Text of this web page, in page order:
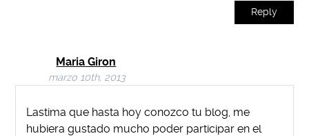
Reply
Maria Giron
marzo 10th, 2013
Lastima que hasta hoy conozco tu blog, me
hubiera gustado mucho poder participar en el